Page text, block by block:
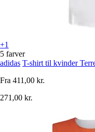
+1
5 farver
adidas T-shirt til kvinder
Fra 411,00 kr.
271,00 kr.